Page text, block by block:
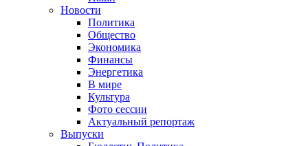
Новости
Политика
Общество
Экономика
Финансы
Энергетика
В мире
Культура
Фото сессии
Актуальный репортаж
Выпуски